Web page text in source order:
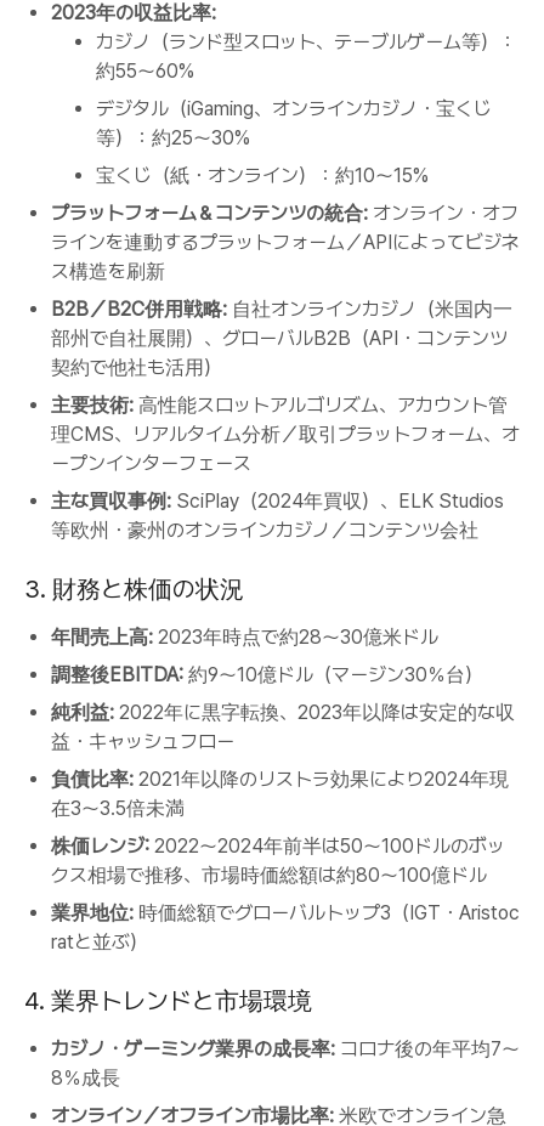
2023年の収益比率:
カジノ（ランド型スロット、テーブルゲーム等）：
約55～60%
デジタル（iGaming、オンラインカジノ・宝くじ
等）：約25～30%
宝くじ（紙・オンライン）：約10～15%
プラットフォーム＆コンテンツの統合: オンライン・オフ
ラインを連動するプラットフォーム／APIによってビジネ
ス構造を刷新
B2B／B2C併用戦略: 自社オンラインカジノ（米国内一
部州で自社展開）、グローバルB2B（API・コンテンツ
契約で他社も活用）
主要技術: 高性能スロットアルゴリズム、アカウント管
理CMS、リアルタイム分析／取引プラットフォーム、オ
ープンインターフェース
主な買収事例: SciPlay（2024年買収）、ELK Studios
等欧州・豪州のオンラインカジノ／コンテンツ会社
3. 財務と株価の状況
年間売上高: 2023年時点で約28～30億米ドル
調整後EBITDA: 約9～10億ドル（マージン30％台）
純利益: 2022年に黒字転換、2023年以降は安定的な収
益・キャッシュフロー
負債比率: 2021年以降のリストラ効果により2024年現
在3～3.5倍未満
株価レンジ: 2022～2024年前半は50～100ドルのボッ
クス相場で推移、市場時価総額は約80～100億ドル
業界地位: 時価総額でグローバルトップ3（IGT・Aristoc
ratと並ぶ）
4. 業界トレンドと市場環境
カジノ・ゲーミング業界の成長率: コロナ後の年平均7～
8％成長
オンライン／オフライン市場比率: 米欧でオンライン急